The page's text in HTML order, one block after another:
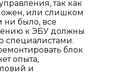
так как
или слишком
ни было, все
к ЭБУ должны
специалистами.
блок
опыта,
и